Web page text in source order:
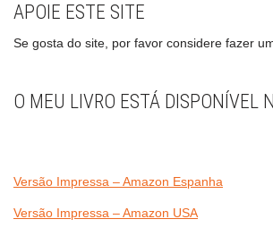
APOIE ESTE SITE
Se gosta do site, por favor considere fazer
O MEU LIVRO ESTÁ DISPONÍVEL
Versão Impressa – Amazon Espanha
Versão Impressa – Amazon USA